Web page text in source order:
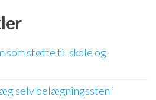
som støtte til skole og
selv belægningssten i